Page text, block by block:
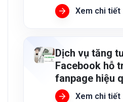
Xem chi tiết
Dịch vụ tăng
Facebook hỗ
fanpage hiệu
Xem chi tiết